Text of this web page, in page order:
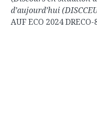
d’aujourd’hui
AUF ECO 2024 DRECO-